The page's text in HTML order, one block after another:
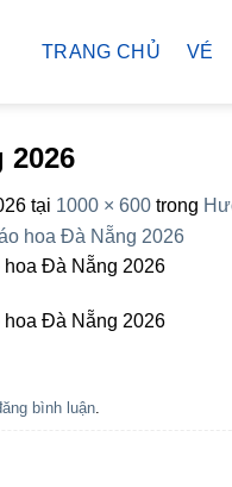
TRANG CHỦ VÉ
2026
tại 1000 × 600 trong
hoa Đà Nẵng 2026
hoa Đà Nẵng 2026
bình luận.